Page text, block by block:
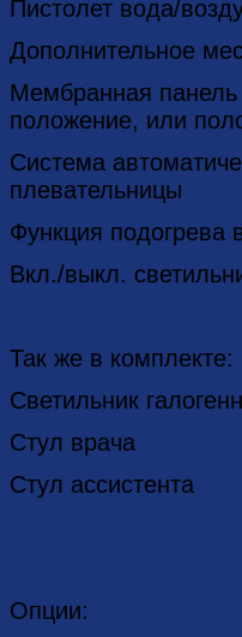
Пистолет вода/
Дополнительное
Мембранная панель
положение, или
Система
плевательницы
Функция подогрева
Вкл./выкл.
Так же в комплекте:
Светильник
Стул врача
Стул ассистента
Опции: